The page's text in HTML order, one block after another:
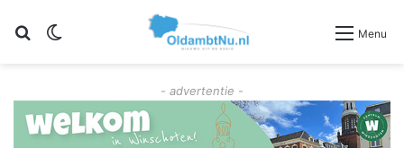
Zoeken Menu
- advertentie -